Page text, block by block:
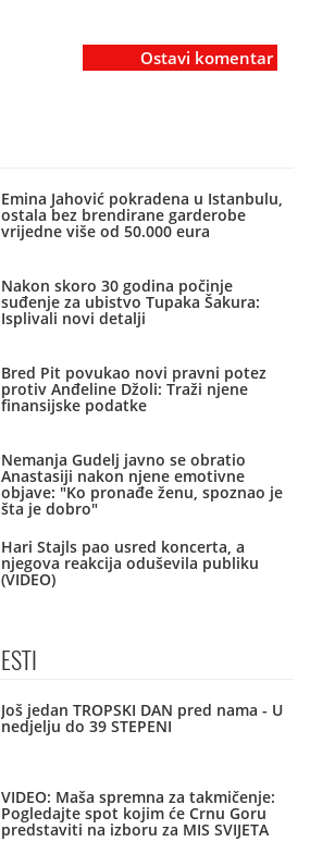
Ostavi komentar
Emina Jahović pokradena u Istanbulu,
ostala bez brendirane garderobe
vrijedne više od 50.000 eura
Nakon skoro 30 godina počinje
suđenje za ubistvo Tupaka Šakura:
Isplivali novi detalji
Bred Pit povukao novi pravni potez
protiv Anđeline Džoli: Traži njene
finansijske podatke
Nemanja Gudelj javno se obratio
Anastasiji nakon njene emotivne
objave: "Ko pronađe ženu, spoznao je
šta je dobro"
Hari Stajls pao usred koncerta, a
njegova reakcija oduševila publiku
(VIDEO)
Još jedan TROPSKI DAN pred nama - U
nedjelju do 39 STEPENI
VIDEO: Maša spremna za takmičenje:
Pogledajte spot kojim će Crnu Goru
predstaviti na izboru za MIS SVIJETA